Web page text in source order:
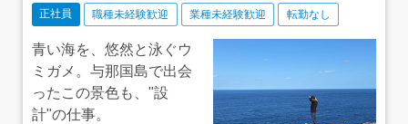
正社員 職種未経験歓迎 業種未経験歓迎 転勤なし
青い海を、悠然と泳ぐウ
ミガメ。与那国島で出会
ったこの景色も、"設
計"の仕事。